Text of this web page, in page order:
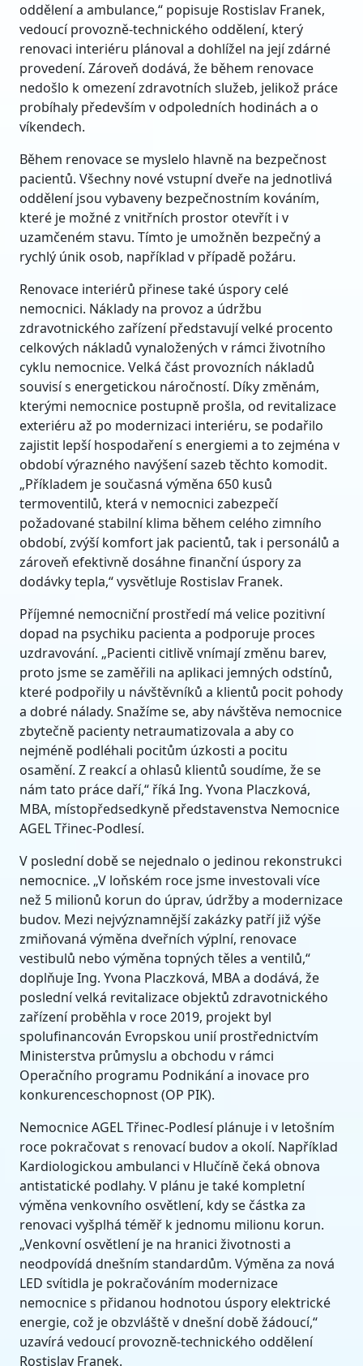
oddělení a ambulance,“ popisuje Rostislav Franek,
vedoucí provozně-technického oddělení, který
renovaci interiéru plánoval a dohlížel na její zdárné
provedení. Zároveň dodává, že během renovace
nedošlo k omezení zdravotních služeb, jelikož práce
probíhaly především v odpoledních hodinách a o
víkendech.
Během renovace se myslelo hlavně na bezpečnost
pacientů. Všechny nové vstupní dveře na jednotlivá
oddělení jsou vybaveny bezpečnostním kováním,
které je možné z vnitřních prostor otevřít i v
uzamčeném stavu. Tímto je umožněn bezpečný a
rychlý únik osob, například v případě požáru.
Renovace interiérů přinese také úspory celé
nemocnici. Náklady na provoz a údržbu
zdravotnického zařízení představují velké procento
celkových nákladů vynaložených v rámci životního
cyklu nemocnice. Velká část provozních nákladů
souvisí s energetickou náročností. Díky změnám,
kterými nemocnice postupně prošla, od revitalizace
exteriéru až po modernizaci interiéru, se podařilo
zajistit lepší hospodaření s energiemi a to zejména v
období výrazného navýšení sazeb těchto komodit.
„Příkladem je současná výměna 650 kusů
termoventilů, která v nemocnici zabezpečí
požadované stabilní klima během celého zimního
období, zvýší komfort jak pacientů, tak i personálů a
zároveň efektivně dosáhne finanční úspory za
dodávky tepla,“ vysvětluje Rostislav Franek.
Příjemné nemocniční prostředí má velice pozitivní
dopad na psychiku pacienta a podporuje proces
uzdravování. „Pacienti citlivě vnímají změnu barev,
proto jsme se zaměřili na aplikaci jemných odstínů,
které podpořily u návštěvníků a klientů pocit pohody
a dobré nálady. Snažíme se, aby návštěva nemocnice
zbytečně pacienty netraumatizovala a aby co
nejméně podléhali pocitům úzkosti a pocitu
osamění. Z reakcí a ohlasů klientů soudíme, že se
nám tato práce daří,“ říká Ing. Yvona Placzková,
MBA, místopředsedkyně představenstva Nemocnice
AGEL Třinec-Podlesí.
V poslední době se nejednalo o jedinou rekonstrukci
nemocnice. „V loňském roce jsme investovali více
než 5 milionů korun do úprav, údržby a modernizace
budov. Mezi nejvýznamnější zakázky patří již výše
zmiňovaná výměna dveřních výplní, renovace
vestibulů nebo výměna topných těles a ventilů,“
doplňuje Ing. Yvona Placzková, MBA a dodává, že
poslední velká revitalizace objektů zdravotnického
zařízení proběhla v roce 2019, projekt byl
spolufinancován Evropskou unií prostřednictvím
Ministerstva průmyslu a obchodu v rámci
Operačního programu Podnikání a inovace pro
konkurenceschopnost (OP PIK).
Nemocnice AGEL Třinec-Podlesí plánuje i v letošním
roce pokračovat s renovací budov a okolí. Například
Kardiologickou ambulanci v Hlučíně čeká obnova
antistatické podlahy. V plánu je také kompletní
výměna venkovního osvětlení, kdy se částka za
renovaci vyšplhá téměř k jednomu milionu korun.
„Venkovní osvětlení je na hranici životnosti a
neodpovídá dnešním standardům. Výměna za nová
LED svítidla je pokračováním modernizace
nemocnice s přidanou hodnotou úspory elektrické
energie, což je obzvláště v dnešní době žádoucí,“
uzavírá vedoucí provozně-technického oddělení
Rostislav Franek.